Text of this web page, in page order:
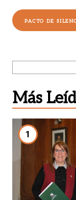
PACTO DE
Más
1